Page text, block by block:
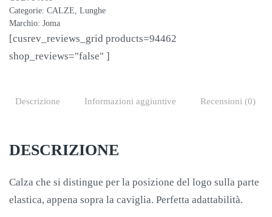
Categorie: CALZE, Lunghe
Marchio: Joma
[cusrev_reviews_grid products=94462
shop_reviews="false" ]
Descrizione Informazioni aggiuntive Recensioni (0)
DESCRIZIONE
Calza che si distingue per la posizione del logo sulla parte
elastica, appena sopra la caviglia. Perfetta adattabilità.